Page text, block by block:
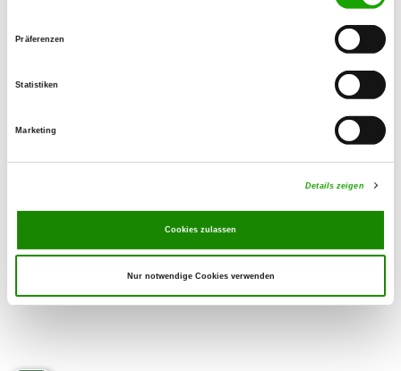
Präferenzen
Statistiken
Marketing
Details zeigen
Cookies zulassen
Nur notwendige Cookies verwenden
Details
Elbstr. 11
Leitenweg 2 Z
01705 Freital